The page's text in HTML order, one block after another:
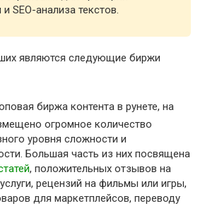
SEO-анализа текстов.
являются следующие биржи
биржа контента в рунете, на
огромное количество
уровня сложности и
Большая часть из них посвящена
, положительных отзывов на
рецензий на фильмы или игры,
для маркетплейсов, переводу